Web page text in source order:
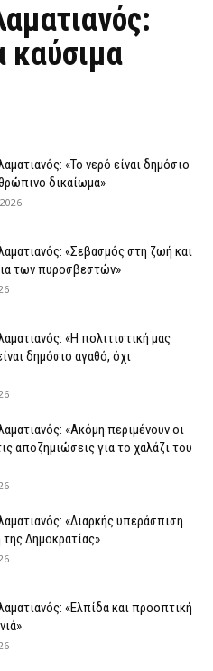
καύσιμα
«Το νερό είναι δημόσιο
δικαίωμα»
«Σεβασμός στη ζωή και
των πυροσβεστών»
«Η πολιτιστική μας
δημόσιο αγαθό, όχι
«Ακόμη περιμένουν οι
αποζημιώσεις για το χαλάζι του
«Διαρκής υπεράσπιση
της Δημοκρατίας»
«Ελπίδα και προοπτική